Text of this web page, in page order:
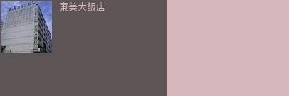
東美大飯店